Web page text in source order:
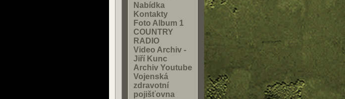
Nabídka
Kontakty
Foto Album 1
COUNTRY
RADIO
Video Archiv -
Jiří Kunc
Archiv Youtube
Vojenská
zdravotní
pojišťovna